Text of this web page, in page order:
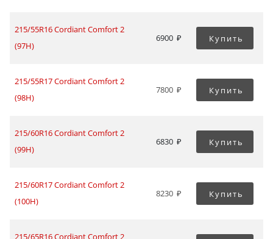
215/55R16 Cordiant Comfort 2
(97H)
6900 Купить
215/55R17 Cordiant Comfort 2
(98H)
7800 Купить
215/60R16 Cordiant Comfort 2
(99H)
6830 Купить
215/60R17 Cordiant Comfort 2
(100H)
8230 Купить
215/65R16 Cordiant Comfort 2